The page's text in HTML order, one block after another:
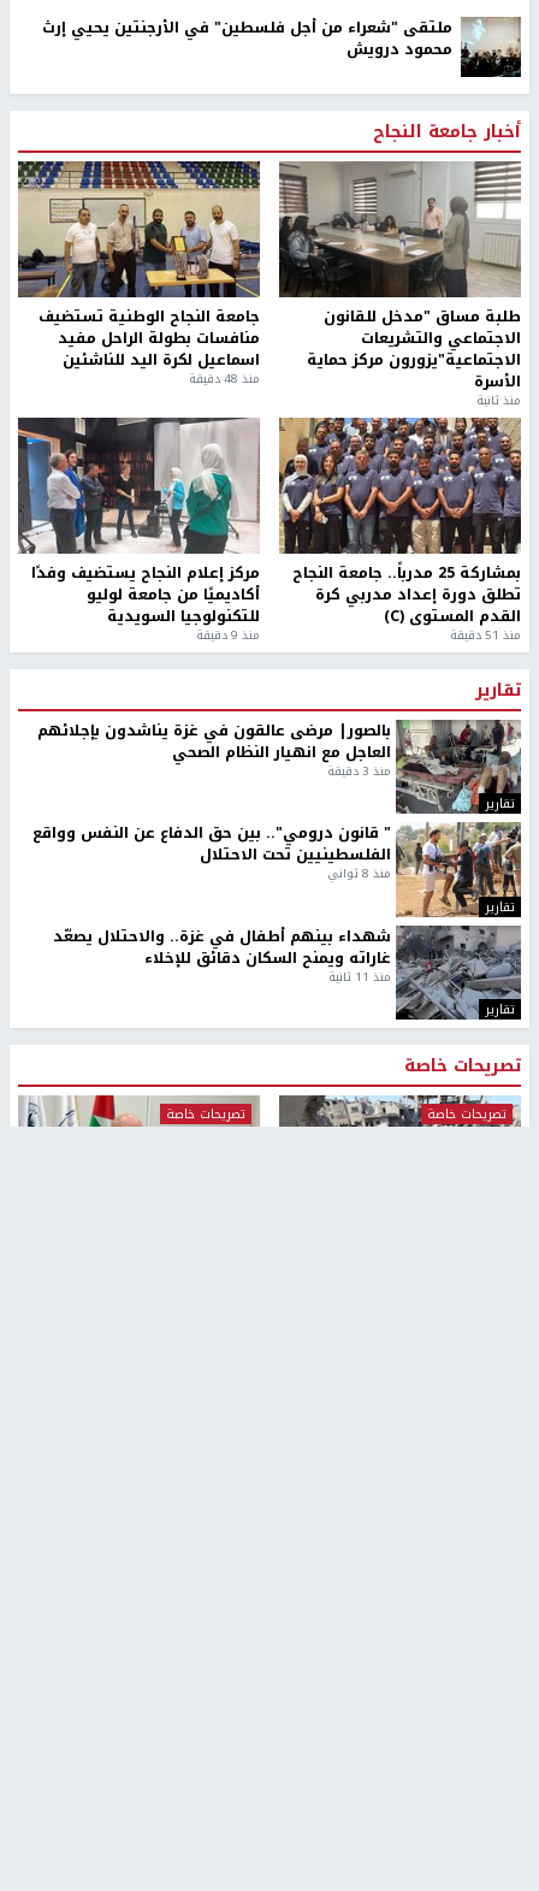
ملتقى "شعراء من أجل فلسطين" في الأرجنتين يحيي إرث
محمود درويش
أخبار جامعة النجاح
طلبة مساق "مدخل للقانون
الاجتماعي والتشريعات
الاجتماعية"يزورون مركز حماية
الأسرة
منذ ثانية
جامعة النجاح الوطنية تستضيف
منافسات بطولة الراحل مفيد
اسماعيل لكرة اليد للناشئين
منذ 48 دقيقة
بمشاركة 25 مدرباً.. جامعة النجاح
تطلق دورة إعداد مدربي كرة
القدم المستوى (C)
منذ 51 دقيقة
مركز إعلام النجاح يستضيف وفدًا
أكاديميًا من جامعة لوليو
للتكنولوجيا السويدية
منذ 9 دقيقة
تقارير
تقارير
بالصور| مرضى عالقون في غزة يناشدون بإجلائهم
العاجل مع انهيار النظام الصحي
منذ 3 دقيقة
تقارير
" قانون درومي".. بين حق الدفاع عن النفس وواقع
الفلسطينيين تحت الاحتلال
منذ 8 ثواني
تقارير
شهداء بينهم أطفال في غزة.. والاحتلال يصعّد
غاراته ويمنح السكان دقائق للإخلاء
منذ 11 ثانية
تصريحات خاصة
تصريحات خاصة تصريحات خاصة